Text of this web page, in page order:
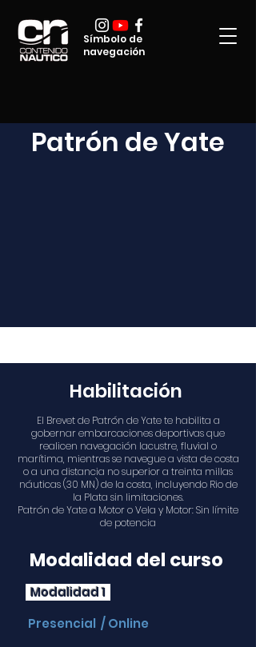
Símbolo de
navegación
Patrón de Yate
Habilitación
El Brevet de Patrón de Yate te habilita a
gobernar embarcaciones deportivas que
realicen navegación lacustre, fluvial o
marítima, mientras se navegue a vista de costa
o a una distancia no superior a treinta millas
náuticas (30 MN) de la costa, incluyendo Rio de
la Plata sin limitaciones.
Patrón de Yate a Motor o Vela y Motor: Sin límite
de potencia
Modalidad del curso
Modalidad 1
Presencial / Online